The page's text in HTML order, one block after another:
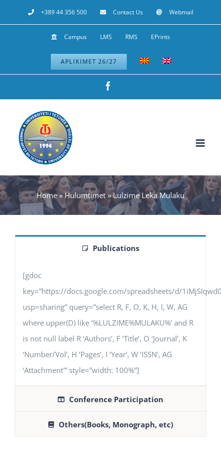
to
+389 44 356 500 Contact Us Webmail
Campus LMS RMS EPrints
APLIKIMET 26/27
Home »Hulumtimet»Lulzime Leka Mulaku
Publications
[gdoc
key=”https://docs.google.com/spreadsheets/d/
usp=sharing” query=”select R, F, O, K, H, I, W, AG
where upper(D) like ‘%LULZIME%MULAKU%’ and R
is not null label R ‘Authors’, F ‘Title’, O ‘Journal’, K
‘Number/Vol’, H ‘Pages’, I ‘Year’, W ‘ISSN’, AG
‘Attachment'” style=”width: 100%”]
Conference Participation
Others(Books, Monograph, etc)